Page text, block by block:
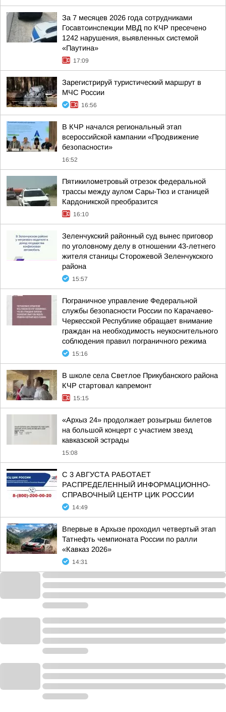
За 7 месяцев 2026 года сотрудниками
Госавтоинспекции МВД по КЧР пресечено
1242 нарушения, выявленных системой
«Паутина»
17:09
Зарегистрируй туристический маршрут в
МЧС России
16:56
В КЧР начался региональный этап
всероссийской кампании «Продвижение
безопасности»
16:52
Пятикилометровый отрезок федеральной
трассы между аулом Сары-Тюз и станицей
Кардоникской преобразится
16:10
Зеленчукский районный суд вынес приговор
по уголовному делу в отношении 43-летнего
жителя станицы Сторожевой Зеленчукского
района
15:57
Пограничное управление Федеральной
службы безопасности России по Карачаево-
Черкесской Республике обращает внимание
граждан на необходимость неукоснительного
соблюдения правил пограничного режима
15:16
В школе села Светлое Прикубанского района
КЧР стартовал капремонт
15:15
«Архыз 24» продолжает розыгрыш билетов
на большой концерт с участием звезд
кавказской эстрады
15:08
С 3 АВГУСТА РАБОТАЕТ
РАСПРЕДЕЛЕННЫЙ ИНФОРМАЦИОННО-
СПРАВОЧНЫЙ ЦЕНТР ЦИК РОССИИ
14:49
Впервые в Архызе проходил четвертый этап
Татнефть чемпионата России по ралли
«Кавказ 2026»
14:31